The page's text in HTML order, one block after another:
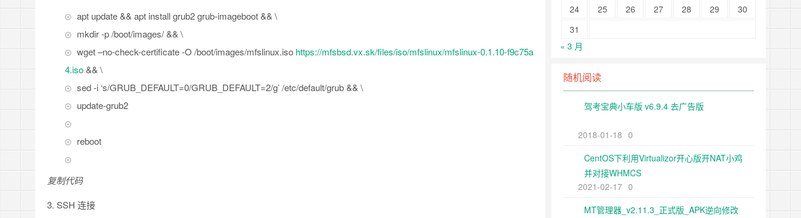
apt update && apt install grub2 grub-imageboot && \
mkdir -p /boot/images/ && \
wget –no-check-certificate -O /boot/images/mfslinux.iso https://mfsbsd.vx.sk/files/iso/mfslinux/mfslinux-0.1.10-f9c75a
4.iso&& \
sed -i ‘s/GRUB_DEFAULT=0/GRUB_DEFAULT=2/g’ /etc/default/grub && \
update-grub2
reboot
复制代码
3. SSH 连接
24
25 26 27 28 29
30
31
« 3 月
随机阅读
驾考宝典小车版 v6.9.4 去广告版
2018-01-18 0
CentOS下利用Virtualizor开心版开NAT小鸡
并对接WHMCS
2021-02-17 0
MT管理器_v2.11.3_正式版_APK逆向修改